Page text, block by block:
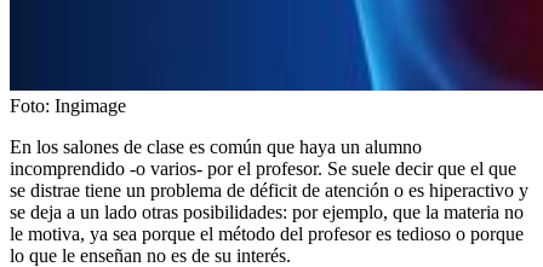
Foto: Ingimage
En los salones de clase es común que haya un alumno
incomprendido -o varios- por el profesor. Se suele decir que el que
se distrae tiene un problema de déficit de atención o es hiperactivo y
se deja a un lado otras posibilidades: por ejemplo, que la materia no
le motiva, ya sea porque el método del profesor es tedioso o porque
lo que le enseñan no es de su interés.